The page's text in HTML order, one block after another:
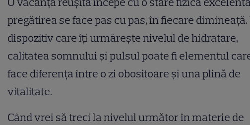
pregătirea se face pas cu pas, în fiecare dimineață.
dispozitiv care îți urmărește nivelul de hidratare,
calitatea somnului și pulsul poate fi elementul
face diferența între o zi obositoare și una plină de
vitalitate.
Când vrei să treci la nivelul următor în materie de